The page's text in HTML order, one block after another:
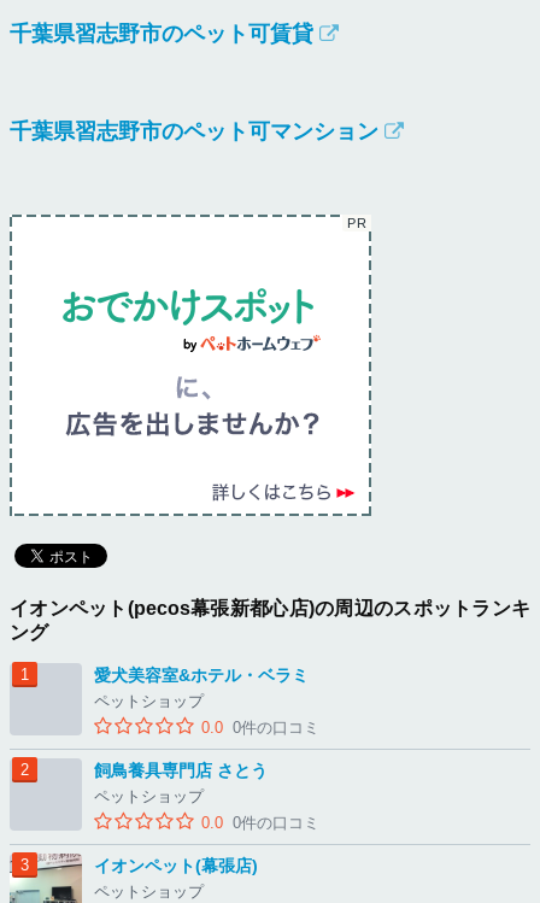
千葉県習志野市のペット可賃貸
千葉県習志野市のペット可マンション
イオンペット(pecos幕張新都心店)の周辺のスポットランキ
ング
愛犬美容室&ホテル・ベラミ
ペットショップ
0.0 0件の口コミ
飼鳥養具専門店 さとう
ペットショップ
0.0 0件の口コミ
イオンペット(幕張店)
ペットショップ